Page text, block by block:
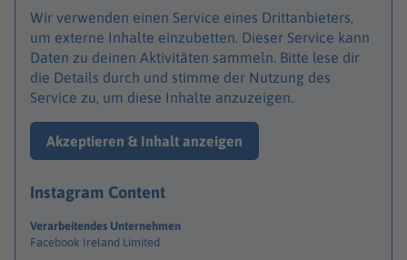
Wir verwenden einen Service eines Drittanbieters,
um externe Inhalte einzubetten. Dieser Service kann
Daten zu deinen Aktivitäten sammeln. Bitte lese dir
die Details durch und stimme der Nutzung des
Service zu, um diese Inhalte anzuzeigen.
Akzeptieren & Inhalt anzeigen
Instagram Content
Verarbeitendes Unternehmen
Facebook Ireland Limited